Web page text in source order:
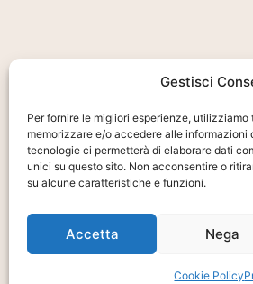
Gestisci
Per fornire le migliori esperienze,
memorizzare e/o accedere alle informazioni
tecnologie ci permetterà di elaborare dati
unici su questo sito. Non acconsentire o
su alcune caratteristiche e funzioni.
Accetta Nega
Cookie Policy
Ti interessa?